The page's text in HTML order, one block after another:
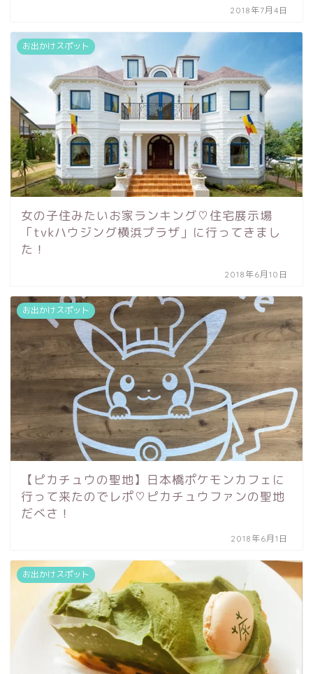
2018年7月4日
お出かけスポット
女の子住みたいお家ランキング♡住宅展示場
「tvkハウジング横浜プラザ」に行ってきまし
た！
2018年6月10日
お出かけスポット
【ピカチュウの聖地】日本橋ポケモンカフェに
行って来たのでレポ♡ピカチュウファンの聖地
だべさ！
2018年6月1日
お出かけスポット